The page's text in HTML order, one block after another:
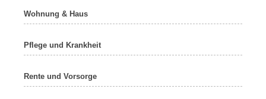
Wohnung & Haus
Pflege und Krankheit
Rente und Vorsorge